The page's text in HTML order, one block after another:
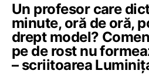
Un profesor care
minute, oră de oră,
drept model?
pe de rost nu
– scriitoarea